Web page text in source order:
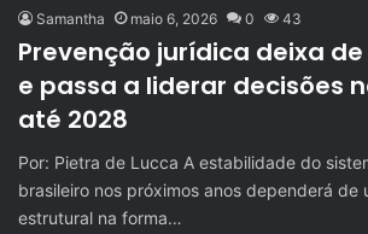
Samantha maio 6, 2026 0 43
Prevenção jurídica deixa
e passa a liderar decisões
até 2028
Por: Pietra de Lucca A estabilidade do
brasileiro nos próximos anos dependerá de
estrutural na forma…